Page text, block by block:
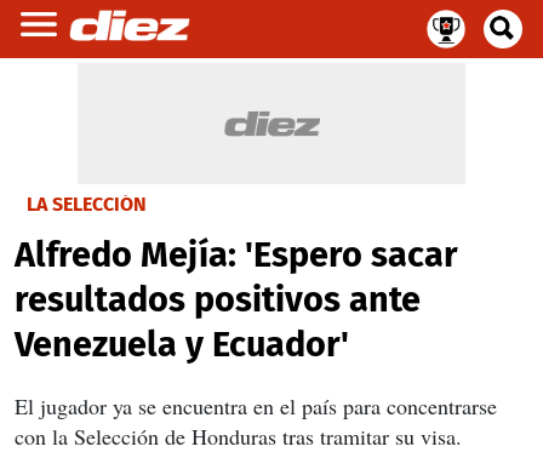
LA SELECCIÓN
Alfredo Mejía: 'Espero sacar
resultados positivos ante
Venezuela y Ecuador'
El jugador ya se encuentra en el país para concentrarse
con la Selección de Honduras tras tramitar su visa.